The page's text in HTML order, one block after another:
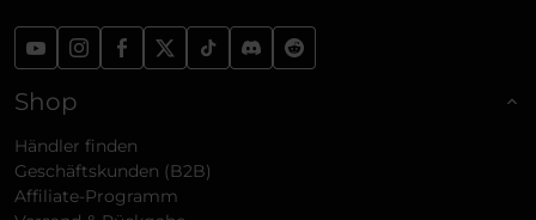
Shop
Händler finden
Geschäftskunden (B2B)
Affiliate-Programm